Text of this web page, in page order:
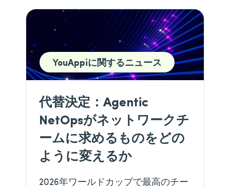
YouAppiに関するニュース
代替決定：Agentic
NetOpsがネットワークチ
ームに求めるものをどの
ように変えるか
2026年ワールドカップで最高のチー